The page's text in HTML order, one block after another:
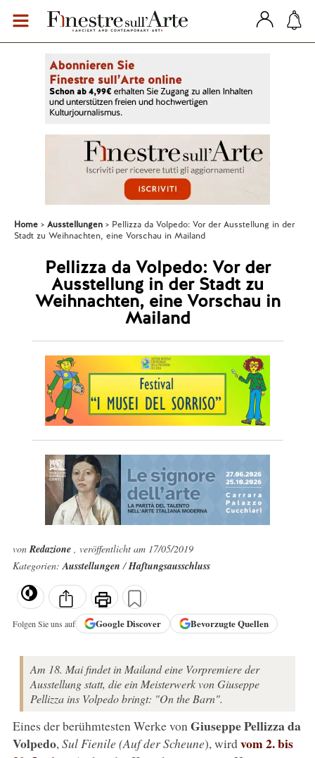
Home Ausstellungen
Pellizza da Volpedo: Vor der Ausstellung in der
Stadt zu Weihnachten, eine Vorschau in Mailand
Pellizza da Volpedo: Vor der
Ausstellung in der Stadt zu
Weihnachten, eine Vorschau in
Mailand
vonRedazione , veröffentlicht am 17/05/2019
Kategorien:Ausstellungen/Haftungsausschluss
Folgen Sie uns auf GoogleDiscover Bevorzugte Quellen
Am 18. Mai findet in Mailand eine Vorpremiere der
Ausstellung statt, die ein Meisterwerk von Giuseppe
Pellizza ins Volpedo bringt: "On the Barn".
Eines der berühmtesten Werke von Giuseppe Pellizza da
Volpedo, Sul Fienile (Auf der Scheune), wirdvom 2. bis